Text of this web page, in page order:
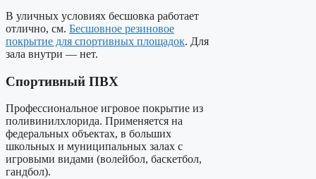
В уличных условиях бесшовка работает
отлично, см. Бесшовное резиновое
покрытие для спортивных площадок. Для
зала внутри — нет.
Спортивный ПВХ
Профессиональное игровое покрытие из
поливинилхлорида. Применяется на
федеральных объектах, в больших
школьных и муниципальных залах с
игровыми видами (волейбол, баскетбол,
гандбол).